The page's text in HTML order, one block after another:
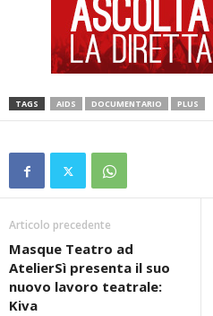
TAGS AIDS DOCUMENTARIO PLUS
Articolo precedente
Masque Teatro ad
AtelierSì presenta il suo
nuovo lavoro teatrale:
Kiva